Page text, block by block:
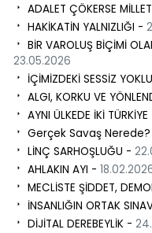
ADALET ÇÖKERSE
HAKİKATİN YALNIZLIĞI -
BİR VAROLUŞ BİÇİMİ
23.05.2026
İÇİMİZDEKİ SESSİZ
ALGI, KORKU VE
AYNI ÜLKEDE İKİ
Gerçek Savaş
LİNÇ SARHOŞLUĞU -
AHLAKIN AYI -
MECLİSTE ŞİDDET,
İNSANLIĞIN ORTAK
DİJİTAL DEREBEYLİK -